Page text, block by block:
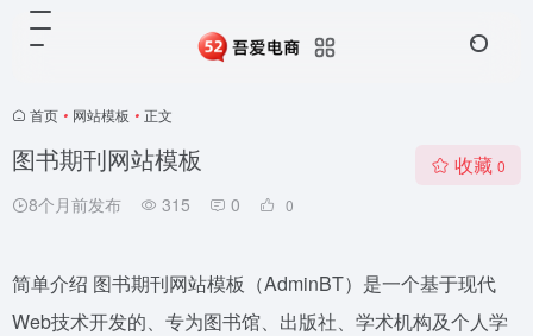
首页 • 网站模板 • 正文
图书期刊网站模板
8个月前发布 315 0 0
收藏 0
简单介绍 图书期刊网站模板（AdminBT）是一个基于现代
Web技术开发的、专为图书馆、出版社、学术机构及个人学